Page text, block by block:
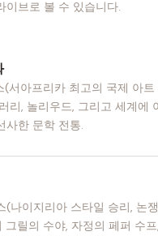
이브로 볼 수 있습니다.
(서아프리카 최고의 국제 아트
리, 놀리우드, 그리고 세계에
사한 문학 전통.
(나이지리아 스타일 승리, 논쟁
릴의 수야, 자정의 페퍼 수프,